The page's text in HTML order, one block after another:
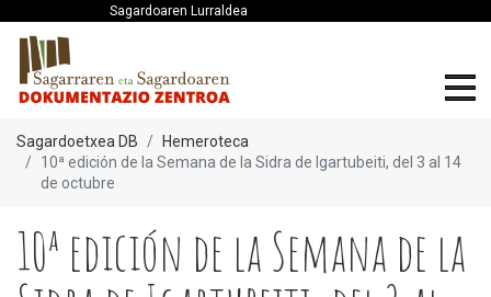
Sagardoaren Lurraldea
Sagardoetxea DB
Hemeroteca
10ª edición de la Semana de la Sidra de Igartubeiti, del 3 al 14
de octubre
10ª edición de la Semana de la